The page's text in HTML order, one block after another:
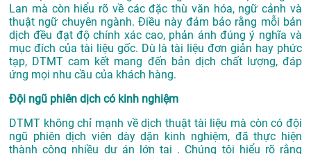
Lan mà còn hiểu rõ về các đặc thù văn hóa, ngữ cảnh và
thuật ngữ chuyên ngành. Điều này đảm bảo rằng mỗi bản
dịch đều đạt độ chính xác cao, phản ánh đúng ý nghĩa và
mục đích của tài liệu gốc. Dù là tài liệu đơn giản hay phức
tạp, DTMT cam kết mang đến bản dịch chất lượng, đáp
ứng mọi nhu cầu của khách hàng.
Đội ngũ phiên dịch có kinh nghiệm
DTMT không chỉ mạnh về dịch thuật tài liệu mà còn có đội
ngũ phiên dịch viên dày dặn kinh nghiệm, đã thực hiện
thành công nhiều dự án lớn tại . Chúng tôi hiểu rõ rằng